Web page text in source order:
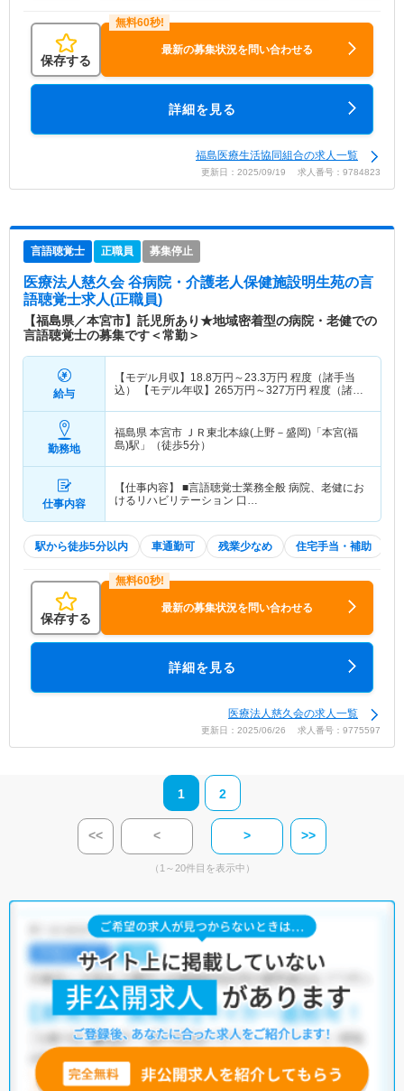
保存する
最新の募集状況を問い合わせる
詳細を見る
福島医療生活協同組合の求人一覧
更新日：2025/09/19 求人番号：9784823
言語聴覚士 正職員 募集停止
医療法人慈久会 谷病院・介護老人保健施設明生苑の言
語聴覚士求人(正職員)
【福島県／本宮市】託児所あり★地域密着型の病院・老健での
言語聴覚士の募集です＜常勤＞
給与
【モデル月収】 18.8万円～23.3万円 程度（諸手当
込） 【モデル年収】 265万円～327万円 程度（諸手
勤務地
福島県 本宮市 ＪＲ東北本線(上野－盛岡)「本宮(福
島)駅」（徒歩5分）
仕事内容
【仕事内容】 ■言語聴覚士業務全般 病院、老健にお
けるリハビリテーション 口…
駅から徒歩5分以内 車通勤可 残業少なめ 住宅手当・補助
保存する
最新の募集状況を問い合わせる
詳細を見る
医療法人慈久会の求人一覧
更新日：2025/06/26 求人番号：9775597
1 2
<< < > >>
（1～20件目を表示中）